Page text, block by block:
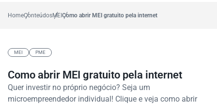
HomeConteúdosMEI Como abrir MEI gratuito pela internet
MEI PME
Como abrir MEI gratuito pela internet
Quer investir no próprio negócio? Seja um
microempreendedor individual! Clique e veja como abrir